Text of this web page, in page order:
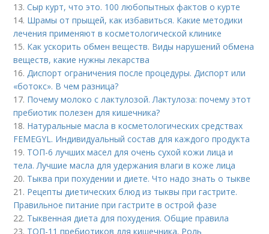
13.Сыр курт, что это. 100 любопытных фактов о курте
14. Шрамы от прыщей, как избавиться. Какие методики
лечения применяют в косметологической клинике
15. Как ускорить обмен веществ. Виды нарушений обмена
веществ, какие нужны лекарства
16. Диспорт ограничения после процедуры. Диспорт или
«ботокс». В чем разница?
17. Почему молоко с лактулозой. Лактулоза: почему этот
пребиотик полезен для кишечника?
18. Натуральные масла в косметологических средствах
FEMEGYL. Индивидуальный состав для каждого продукта
19. ТОП-6 лучших масел для очень сухой кожи лица и
тела. Лучшие масла для удержания влаги в коже лица
20. Тыква при похудении и диете. Что надо знать о тыкве
21. Рецепты диетических блюд из тыквы при гастрите.
Правильное питание при гастрите в острой фазе
22. Тыквенная диета для похудения. Общие правила
23. ТОП-11 пребиотиков для кишечника. Роль